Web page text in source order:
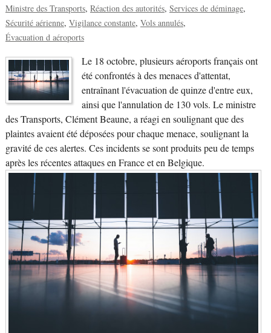
Ministre des Transports Réaction des autorités Services de déminage
Sécurité aérienne Vigilance constante Vols annulés
Évacuation d aéroports
Le 18 octobre, plusieurs aéroports français ont
été confrontés à des menaces d'attentat,
entraînant l'évacuation de quinze d'entre eux,
ainsi que l'annulation de 130 vols. Le ministre
des Transports, Clément Beaune, a réagi en soulignant que des
plaintes avaient été déposées pour chaque menace, soulignant la
gravité de ces alertes. Ces incidents se sont produits peu de temps
après les récentes attaques en France et en Belgique.